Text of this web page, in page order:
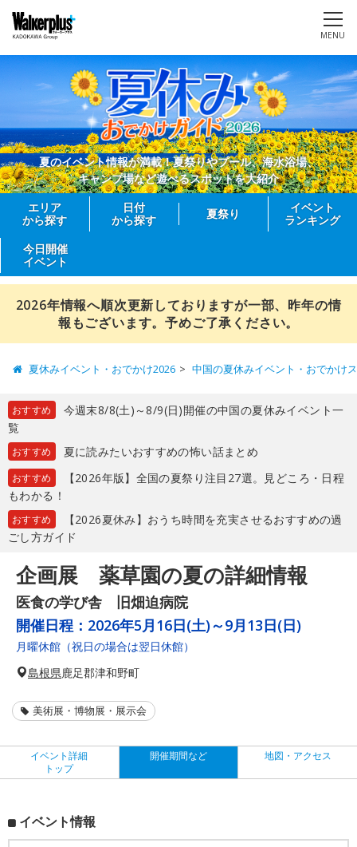
MENU
夏のイベント情報が満載！夏祭りやプール、海水浴場、
キャンプ場など遊べるスポットを大紹介
エリア
から探す
日付
から探す
夏祭り
イベント
ランキング
今日開催
イベント
2026年情報へ順次更新しておりますが一部、昨年の情
報もございます。予めご了承ください。
夏休みイベント・おでかけ2026 中国の夏休みイベント・おでかけ
おすすめ
今週末8/8(土)～8/9(日)開催の中国の夏休みイベント一
覧
おすすめ 夏に読みたいおすすめの怖い話まとめ
おすすめ
【2026年版】全国の夏祭り注目27選。見どころ・日程
もわかる！
おすすめ
【2026夏休み】おうち時間を充実させるおすすめの過
ごし方ガイド
企画展 薬草園の夏の詳細情報
医食の学び舎 旧畑迫病院
開催日程： 2026年5月16日(土)～9月13日(日)
月曜休館（祝日の場合は翌日休館）
島根県鹿足郡津和野町
美術展・博物展・展示会
イベント詳細
トップ
開催期間など 地図・アクセス
イベント情報